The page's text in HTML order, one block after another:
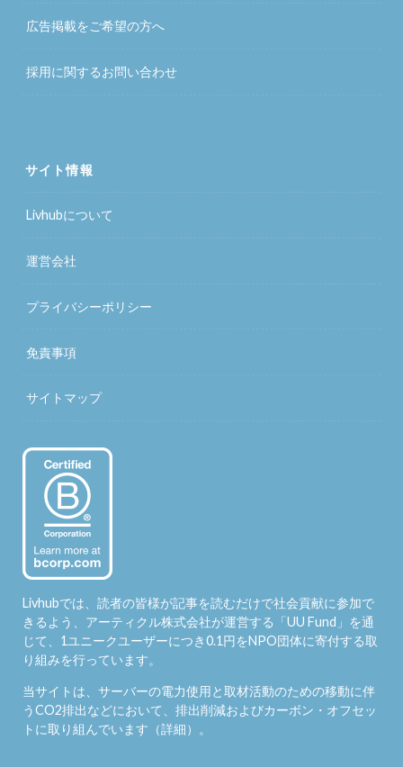
広告掲載をご希望の方へ
採用に関するお問い合わせ
サイト情報
Livhubについて
運営会社
プライバシーポリシー
免責事項
サイトマップ
Livhubでは、読者の皆様が記事を読むだけで社会貢献に参加で
きるよう、アーティクル株式会社が運営する「UU Fund 」を通
じて、1ユニークユーザーにつき0.1円をNPO団体に寄付する取
り組みを行っています。
当サイトは、サーバーの電力使用と取材活動のための移動に伴
うCO2排出などにおいて、排出削減およびカーボン・オフセッ
トに取り組んでいます（詳細）。